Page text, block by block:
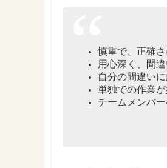
慎重で、正確
用心深く、間
自分の間違い
単独での作業
チームメンバ